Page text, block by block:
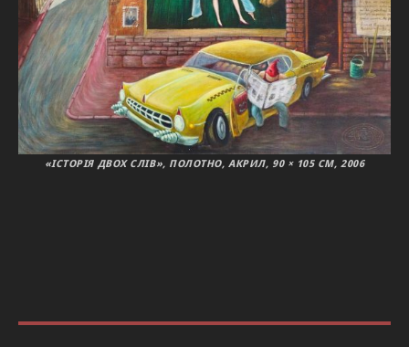
«ІСТОРІЯ ДВОХ СЛІВ», ПОЛОТНО, АКРИЛ, 90 × 105 СМ, 2006